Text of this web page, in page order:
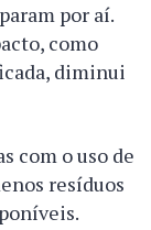
por aí.
como
diminui
com o uso de
resíduos